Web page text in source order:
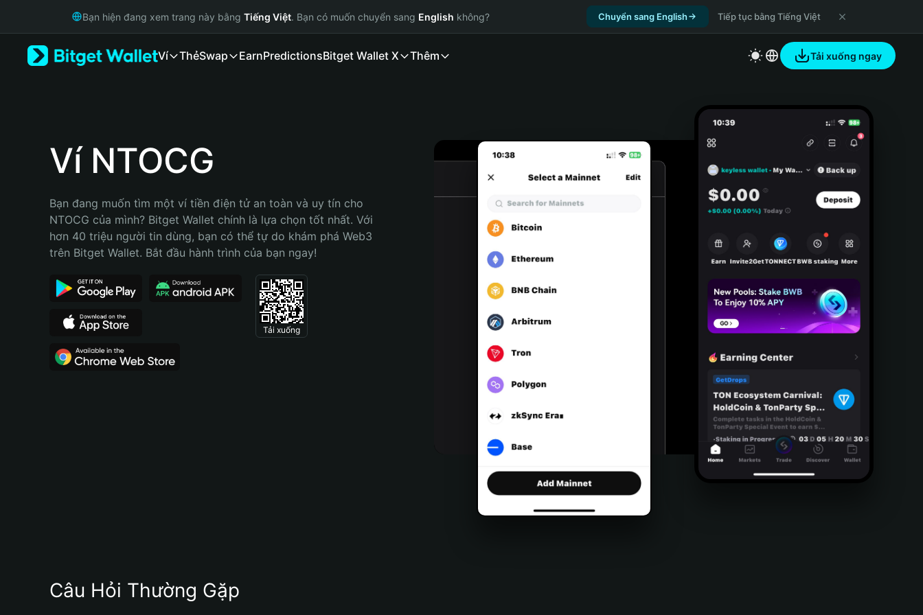
Русский
Bahasa Indonesia
Português (Brasil)
Bạn hiện đang xem trang này bằng Tiếng Việt. Bạn có muốn chuyển sang English không? Chuyển sang English Tiếp tục bằng Tiếng Việt
Ví ThẻSwap EarnPredictionsBitget Wallet X Thêm Tải xuống ngay
Ví NTOCG
Bạn đang muốn tìm một ví tiền điện tử an toàn và uy tín cho
NTOCG của mình? Bitget Wallet chính là lựa chọn tốt nhất. Với
hơn 40 triệu người tin dùng, bạn có thể tự do khám phá Web3
trên Bitget Wallet. Bắt đầu hành trình của bạn ngay!
Tải xuống
Câu Hỏi Thường Gặp